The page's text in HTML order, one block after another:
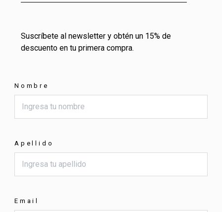
Suscríbete al newsletter y obtén un 15% de
descuento en tu primera compra.
Nombre
Apellido
Email